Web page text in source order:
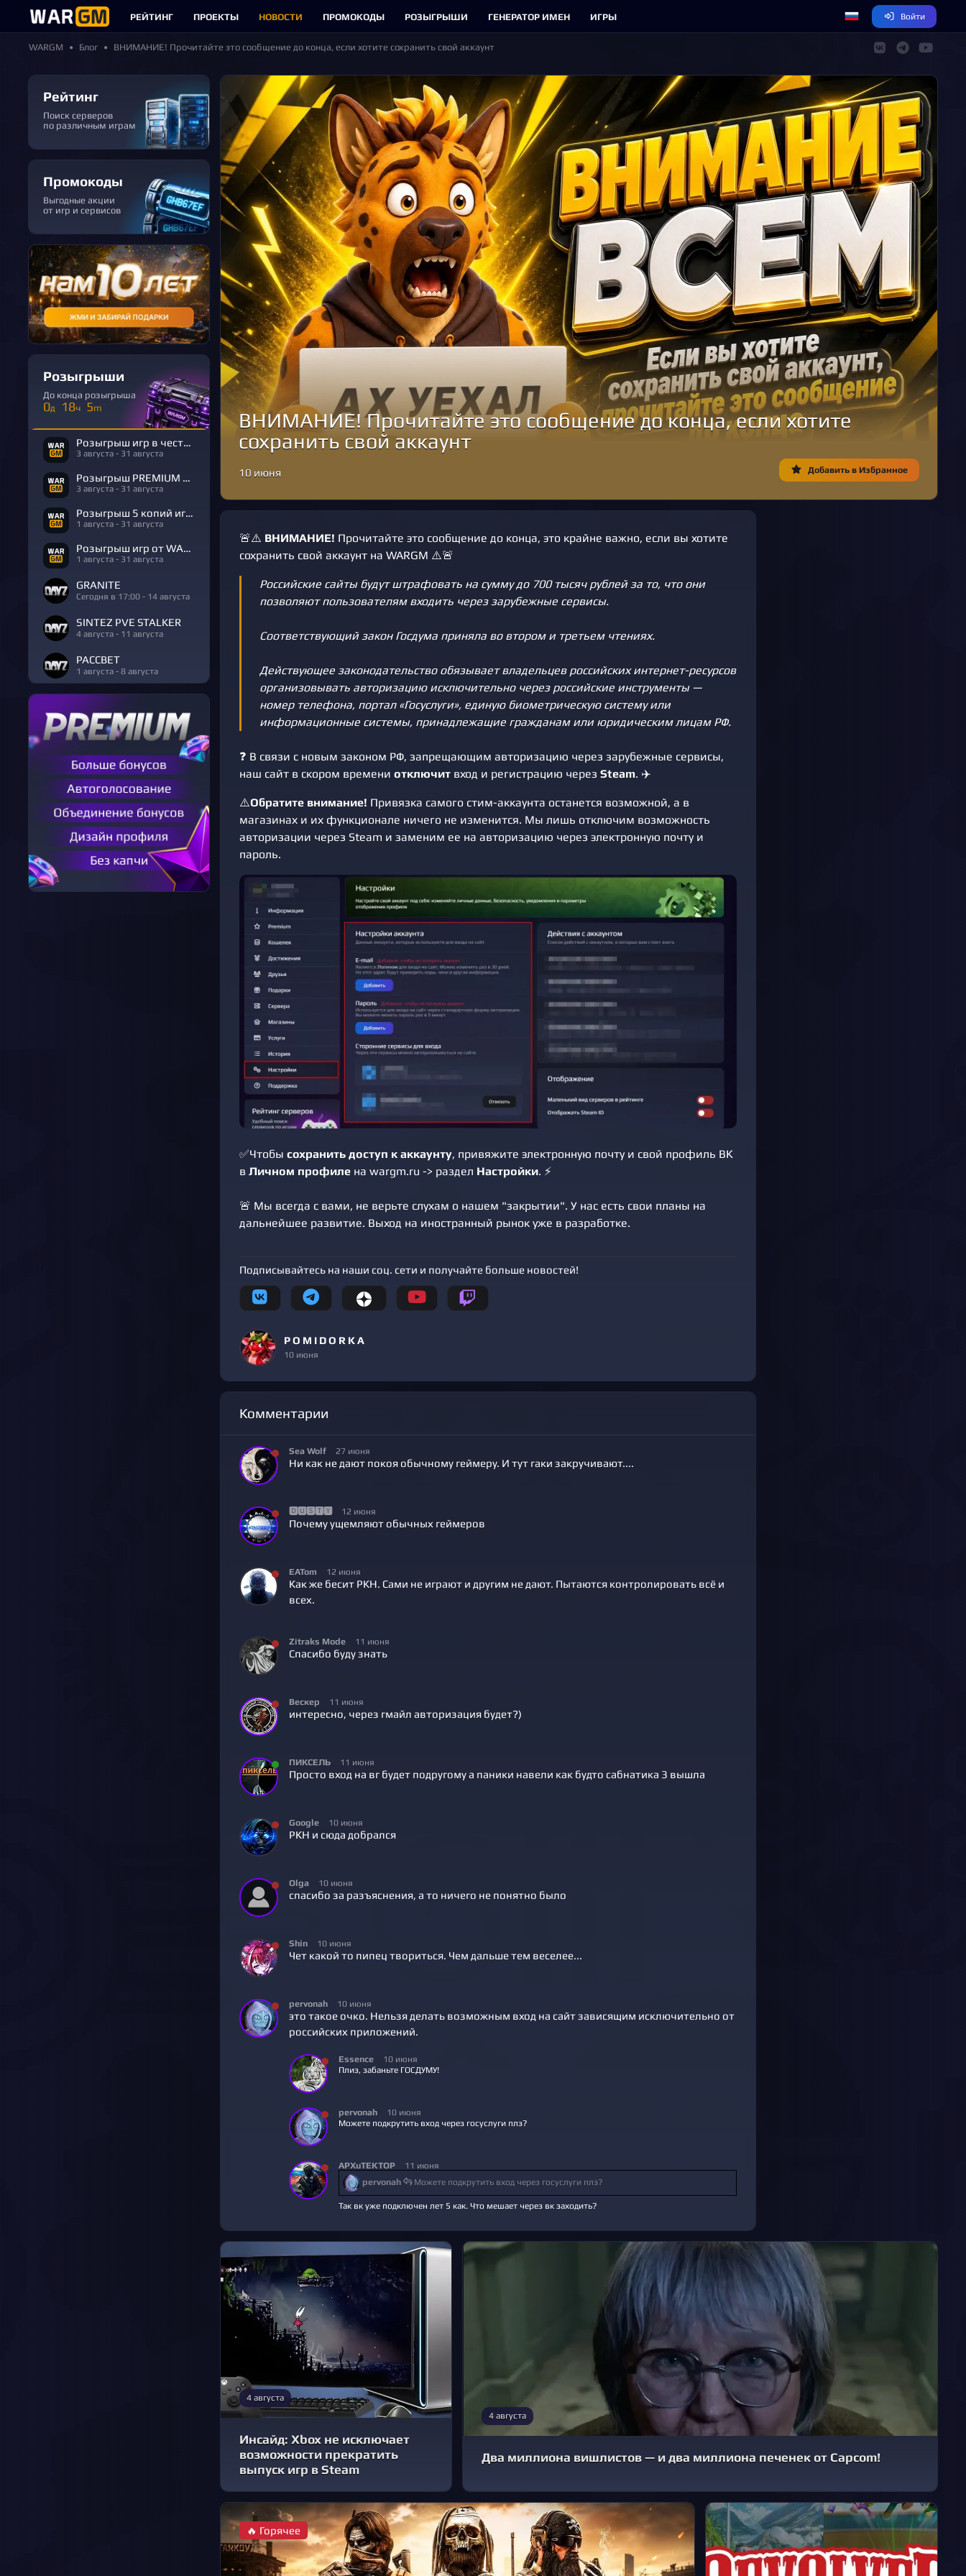
РЕЙТИНГ ПРОЕКТЫ НОВОСТИ ПРОМОКОДЫ РОЗЫГРЫШИ ГЕНЕРАТОР ИМЕН ИГРЫ Войти
WARGM Блог ВНИМАНИЕ! Прочитайте это сообщение до конца, если хотите сохранить свой аккаунт
Рейтинг
Поиск серверов
по различным играм
Промокоды
Выгодные акции
от игр и сервисов
Розыгрыши
До конца розыгрыша
0д 18ч 5m
Розыгрыш игр в честь Дня Рождения
3 августа - 31 августа
Розыгрыш PREMIUM в честь Дня Рождения
3 августа - 31 августа
Розыгрыш 5 копий игры R.E.P.O.
1 августа - 31 августа
Розыгрыш игр от WARGM
1 августа - 31 августа
GRANITE
Сегодня в 17:00 - 14 августа
SINTEZ PVE STALKER
4 августа - 11 августа
РАССВЕТ
1 августа - 8 августа
ВНИМАНИЕ! Прочитайте это сообщение до конца, если хотите
сохранить свой аккаунт
Добавить в Избранное
10 июня
🚨⚠️ ВНИМАНИЕ! Прочитайте это сообщение до конца, это крайне важно, если вы хотите
сохранить свой аккаунт на WARGM ⚠️🚨
Российские сайты будут штрафовать на сумму до 700 тысяч рублей за то, что они
позволяют пользователям входить через зарубежные сервисы.
Соответствующий закон Госдума приняла во втором и третьем чтениях.
Действующее законодательство обязывает владельцев российских интернет-ресурсов
организовывать авторизацию исключительно через российские инструменты —
номер телефона, портал «Госуслуги», единую биометрическую систему или
информационные системы, принадлежащие гражданам или юридическим лицам РФ.
❓ В связи с новым законом РФ, запрещающим авторизацию через зарубежные сервисы,
наш сайт в скором времени отключитвход и регистрацию через Steam. ✈️
⚠️Обратите внимание! Привязка самого стим-аккаунта останется возможной, а в
магазинах и их функционале ничего не изменится. Мы лишь отключим возможность
авторизации через Steam и заменим ее на авторизацию через электронную почту и
пароль.
✅Чтобы сохранить доступ к аккаунту, привяжите электронную почту и свой профиль ВК
в Личном профилена wargm.ru -> раздел Настройки. ⚡️
🚨 Мы всегда с вами, не верьте слухам о нашем "закрытии". У нас есть свои планы на
дальнейшее развитие. Выход на иностранный рынок уже в разработке.
Подписывайтесь на наши соц. сети и получайте больше новостей!
P O M I D O R K A
10 июня
Комментарии
Sea Wolf 27 июня
Ни как не дают покоя обычному геймеру. И тут гаки закручивают....
🅳🆄🆂🆃🆈 12 июня
Почему ущемляют обычных геймеров
EATom 12 июня
Как же бесит РКН. Сами не играют и другим не дают. Пытаются контролировать всё и
всех.
Zitraks Mode 11 июня
Спасибо буду знать
Вескер 11 июня
интересно, через гмайл авторизация будет?)
ПИКСЕЛЬ 11 июня
Просто вход на вг будет подругому а паники навели как будто сабнатика 3 вышла
Google 10 июня
РКН и сюда добрался
Olga 10 июня
спасибо за разъяснения, а то ничего не понятно было
Shin 10 июня
Чет какой то пипец твориться. Чем дальше тем веселее...
pervonah 10 июня
это такое очко. Нельзя делать возможным вход на сайт зависящим исключительно от
российских приложений.
Essence
10 июня
Плиз, забаньте ГОСДУМУ!
pervonah
10 июня
Можете подкрутить вход через госуслуги плз?
APXuTEKTOP
11 июня
pervonah
Можете подкрутить вход через госуслуги плз?
Так вк уже подключен лет 5 как. Что мешает через вк заходить?
Содержание
В начало
Комментарии
4 августа
Инсайд: Xbox не исключает
возможности прекратить
выпуск игр в Steam
4 августа
Два миллиона вишлистов — и два миллиона печенек от Capcom!
🔥 Горячее